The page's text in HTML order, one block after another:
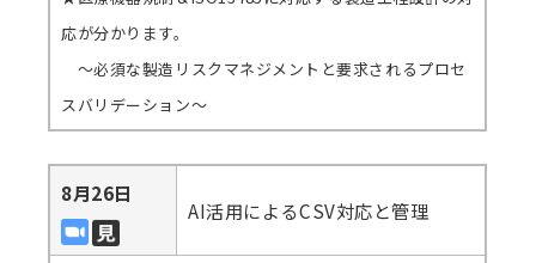
応が分かります。
～必須な製造リスクマネジメントと要求されるプロセ
スバリデーション～
8月26日
AI活用によるCSV対応と管理